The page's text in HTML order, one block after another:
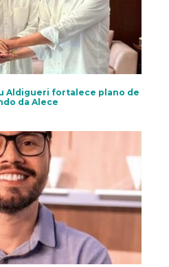
Aldigueri fortalece plano de
da Alece